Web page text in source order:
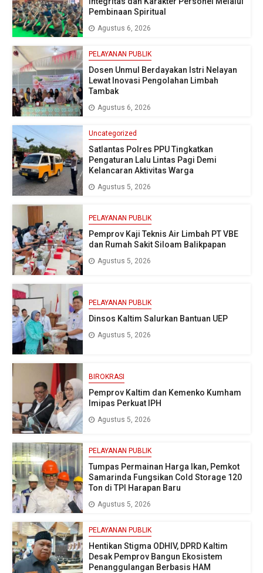
Pembinaan Spiritual
Agustus 6, 2026
PELAYANAN PUBLIK
Dosen Unmul Berdayakan Istri Nelayan
Lewat Inovasi Pengolahan Limbah
Tambak
Agustus 6, 2026
Uncategorized
Satlantas Polres PPU Tingkatkan
Pengaturan Lalu Lintas Pagi Demi
Kelancaran Aktivitas Warga
Agustus 5, 2026
PELAYANAN PUBLIK
Pemprov Kaji Teknis Air Limbah PT VBE
dan Rumah Sakit Siloam Balikpapan
Agustus 5, 2026
PELAYANAN PUBLIK
Dinsos Kaltim Salurkan Bantuan UEP
Agustus 5, 2026
BIROKRASI
Pemprov Kaltim dan Kemenko Kumham
Imipas Perkuat IPH
Agustus 5, 2026
PELAYANAN PUBLIK
Tumpas Permainan Harga Ikan, Pemkot
Samarinda Fungsikan Cold Storage 120
Ton di TPI Harapan Baru
Agustus 5, 2026
PELAYANAN PUBLIK
Hentikan Stigma ODHIV, DPRD Kaltim
Desak Pemprov Bangun Ekosistem
Penanggulangan Berbasis HAM